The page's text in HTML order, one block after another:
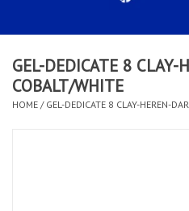
KLEDING
CLUBSHOPS
GEL-DEDICATE 8 CLAY-
COBALT/WHITE
HOME / GEL-DEDICATE 8 CLAY-HEREN-